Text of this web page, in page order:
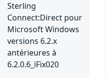
Sterling
Connect:Direct pour
Microsoft Windows
versions 6.2.x
antérieures à
6.2.0.6_iFix020